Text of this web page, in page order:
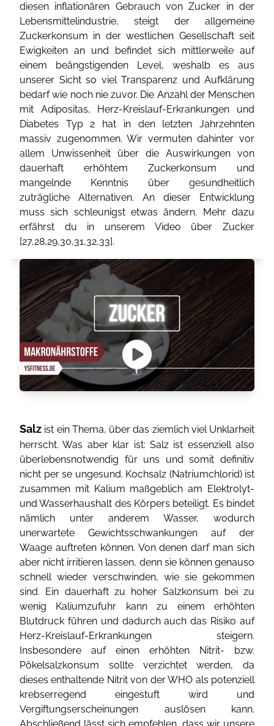
diesen inflationären Gebrauch von Zucker in der
Lebensmittelindustrie, steigt der allgemeine
Zuckerkonsum in der westlichen Gesellschaft seit
Ewigkeiten an und befindet sich mittlerweile auf
einem beängstigenden Level, weshalb es aus
unserer Sicht so viel Transparenz und Aufklärung
bedarf wie noch nie zuvor. Die Anzahl der Menschen
mit Adipositas, Herz-Kreislauf-Erkrankungen und
Diabetes Typ 2 hat in den letzten Jahrzehnten
massiv zugenommen. Wir vermuten dahinter vor
allem Unwissenheit über die Auswirkungen von
dauerhaft erhöhtem Zuckerkonsum und
mangelnde Kenntnis über gesundheitlich
zuträgliche Alternativen. An dieser Entwicklung
muss sich schleunigst etwas ändern. Mehr dazu
erfährst du in unserem Video über Zucker
[27,28,29,30,31,32,33].
Salz ist ein Thema, über das ziemlich viel Unklarheit
herrscht. Was aber klar ist: Salz ist essenziell also
überlebensnotwendig für uns und somit definitiv
nicht per se ungesund. Kochsalz (Natriumchlorid) ist
zusammen mit Kalium maßgeblich am Elektrolyt-
und Wasserhaushalt des Körpers beteiligt. Es bindet
nämlich unter anderem Wasser, wodurch
unerwartete Gewichtsschwankungen auf der
Waage auftreten können. Von denen darf man sich
aber nicht irritieren lassen, denn sie können genauso
schnell wieder verschwinden, wie sie gekommen
sind. Ein dauerhaft zu hoher Salzkonsum bei zu
wenig Kaliumzufuhr kann zu einem erhöhten
Blutdruck führen und dadurch auch das Risiko auf
Herz-Kreislauf-Erkrankungen steigern.
Insbesondere auf einen erhöhten Nitrit- bzw.
Pökelsalzkonsum sollte verzichtet werden, da
dieses enthaltende Nitrit von der WHO als potenziell
krebserregend eingestuft wird und
Vergiftungserscheinungen auslösen kann.